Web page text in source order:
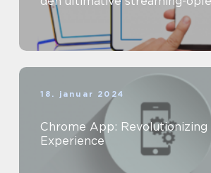
18. januar 2024
Chrome App: Revolutionizing
Experience